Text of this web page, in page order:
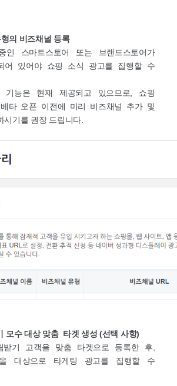
의 비즈채널 등록
스마트스토어 또는 브랜드스토어가
어 있어야 쇼핑 소식 광고를 집행할 수
능은 현재 제공되고 있으므로, 쇼핑
타 오픈 이전에 미리 비즈채널 추가 및
시기를 권장 드립니다.
모수 대상 맞춤 타겟 생성 (선택 사항)
기 고객을 맞춤 타겟으로 등록한 후,
을 대상으로 타게팅 광고를 집행할 수